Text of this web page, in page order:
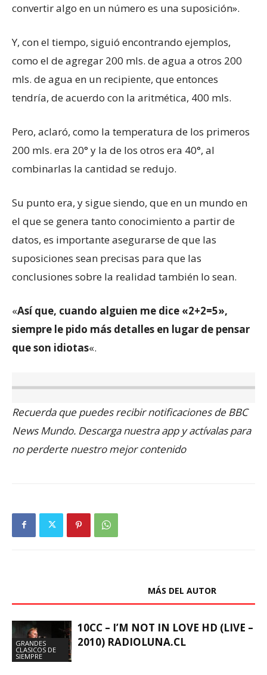
convertir algo en un número es una suposición».
Y, con el tiempo, siguió encontrando ejemplos,
como el de agregar 200 mls. de agua a otros 200
mls. de agua en un recipiente, que entonces
tendría, de acuerdo con la aritmética, 400 mls.
Pero, aclaró, como la temperatura de los primeros
200 mls. era 20° y la de los otros era 40°, al
combinarlas la cantidad se redujo.
Su punto era, y sigue siendo, que en un mundo en
el que se genera tanto conocimiento a partir de
datos, es importante asegurarse de que las
suposiciones sean precisas para que las
conclusiones sobre la realidad también lo sean.
«Así que, cuando alguien me dice «2+2=5»,
siempre le pido más detalles en lugar de pensar
que son idiotas«.
Recuerda que puedes recibir notificaciones de BBC
News Mundo. Descarga nuestra app y actívalas para
no perderte nuestro mejor contenido
MÁS DEL AUTOR
GRANDES
CLASICOS DE
SIEMPRE
10CC – I’M NOT IN LOVE HD (LIVE –
2010) RADIOLUNA.CL